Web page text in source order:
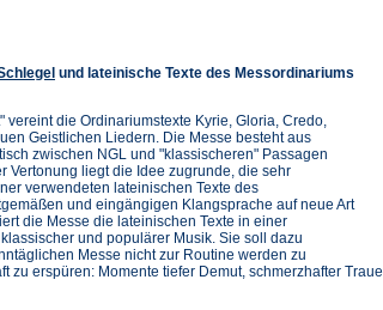
und lateinische Texte des Messordinariums
vereint die Ordinariumstexte Kyrie, Gloria, Credo,
Geistlichen Liedern. Die Messe besteht aus
zwischen NGL und "klassischeren" Passagen
Vertonung liegt die Idee zugrunde, die sehr
verwendeten lateinischen Texte des
und eingängigen Klangsprache auf neue Art
die Messe die lateinischen Texte in einer
und populärer Musik. Sie soll dazu
Messe nicht zur Routine werden zu
zu erspüren: Momente tiefer Demut, schmerzhafter